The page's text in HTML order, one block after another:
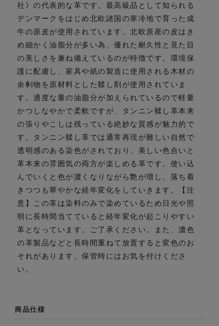
社》の代表的な革です。最高級品として知られる
デンマークをはじめ北欧諸国の寒冷地で育った成
牛の原皮が使用されています。北欧原産の皮はき
め細かく油脂分が多い為、優れた耐久性と見た目
の美しさを兼ね備えているのが特徴です。環境保
護に配慮し、家具や紙の製造に使用される木材の
余剰物を原材料とした鞣し剤が使用されていま
す。適度な量の油脂分が加えられているので軽量
かつしなやかで柔軟ですが、タンニン鞣し革本来
の張りやこしは残っている絶妙な質感が魅力的で
す。タンニン鞣し革では通常再現が難しい自然で
透明感のある染色がされており、美しい色合いと
革本来の雰囲気の両方が楽しめる革です。使い込
んでいくと色が濃くなりながら艶が増し、落ち着
きつつも華やかな経年変化をしていきます。【注
意】この革は染料のみで染めているため日光や照
明に長時間当てていると経年変化が起こりやすい
革となっています。ご了承ください。また、濃色
の革製品などと長時間重ねて放置すると変色のお
それがあります。保管時にはお気を付けくださ
い。
商品仕様